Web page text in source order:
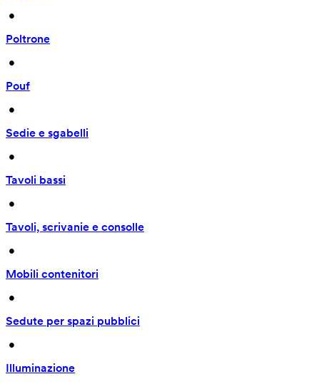
•
Poltrone
•
Pouf
•
Sedie e sgabelli
•
Tavoli bassi
•
Tavoli, scrivanie e consolle
•
Mobili contenitori
•
Sedute per spazi pubblici
•
Illuminazione